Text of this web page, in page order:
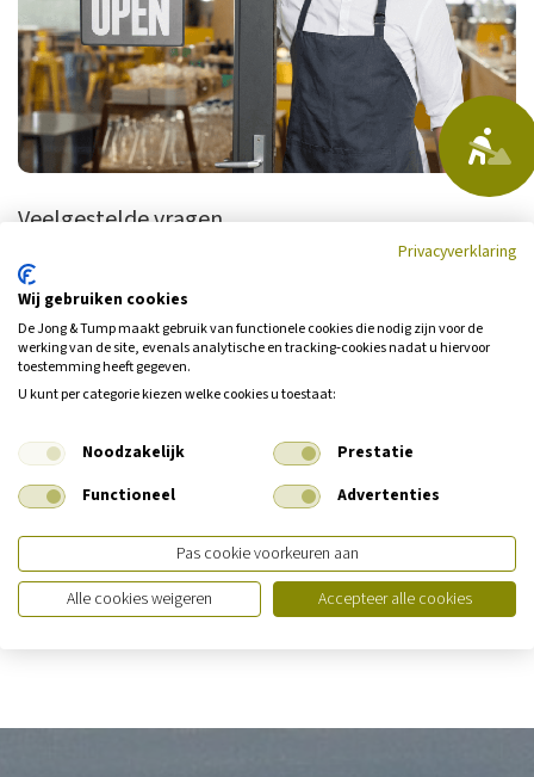
Veelgestelde vragen
Welke verzekeringen heb ik nodig als ik personeel ga
aannemen?
Waarom moet ik een verzuimverzekering afsluiten?
voor mij?
Wat valt er nu precies onder een cyberverzekering?
Wat is het verschil tussen beroeps- en
bedrijfsaansprakelijkheid?
Privacyverklaring
Wij gebruiken cookies
De Jong & Tump maakt gebruik van functionele cookies die nodig zijn voor de
werking van de site, evenals analytische en tracking‑cookies nadat u hiervoor
toestemming heeft gegeven.
U kunt per categorie kiezen welke cookies u toestaat:
Noodzakelijk
Prestatie
Functioneel
Advertenties
Pas cookie voorkeuren aan
Alle cookies weigeren
Accepteer alle cookies